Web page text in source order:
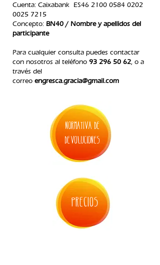
Cuenta: Caixabank ES46 2100 0584 0202
0025 7215
Concepto: BN40 / Nombre y apellidos del
participante
Para cualquier consulta puedes contactar
con nosotros al teléfono 93 296 50 62, o a
través del
correo engresca.gracia@gmail.com
normativa de
devoluciones
precios